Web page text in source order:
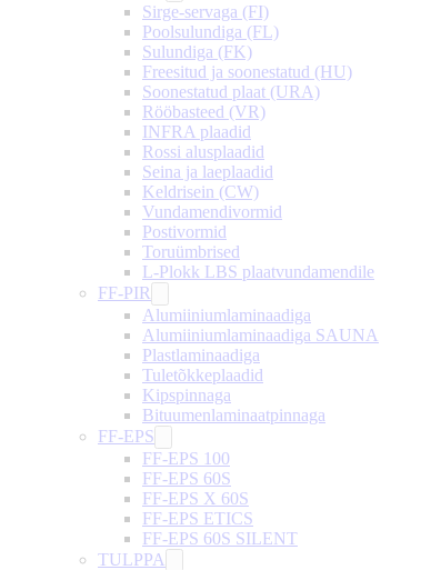
Sirge-servaga (FI)
Poolsulundiga (FL)
Sulundiga (FK)
Freesitud ja soonestatud (HU)
Soonestatud plaat (URA)
Rööbasteed (VR)
INFRA plaadid
Rossi alusplaadid
Seina ja laeplaadid
Keldrisein (CW)
Vundamendivormid
Postivormid
Toruümbrised
L-Plokk LBS plaatvundamendile
FF-PIR
Alumiiniumlaminaadiga
Alumiiniumlaminaadiga SAUNA
Plastlaminaadiga
Tuletõkkeplaadid
Kipspinnaga
Bituumenlaminaatpinnaga
FF-EPS
FF-EPS 100
FF-EPS 60S
FF-EPS X 60S
FF-EPS ETICS
FF-EPS 60S SILENT
TULPPA